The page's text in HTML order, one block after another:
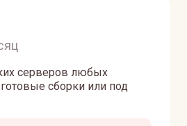
серверов любых
сборки или под